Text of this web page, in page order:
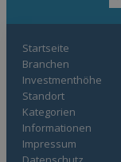
Startseite
Branchen
Investmenthöhe
Standort
Kategorien
Informationen
Impressum